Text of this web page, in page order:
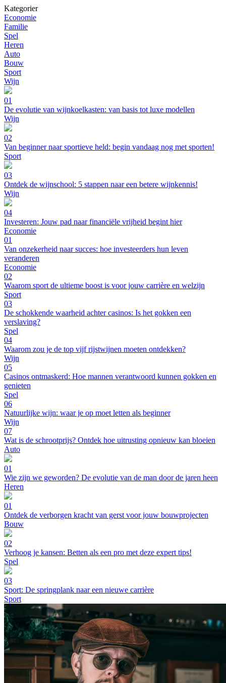
Kategorier
Economie
Familie
Spel
Heren
Auto
Bouw
Sport
Wijn
01
De evolutie van wijnkoelkasten: van basis tot luxe modellen
Wijn
02
Van beginner naar sportieve held: begin vandaag nog met sporten!
Sport
03
Ontdek de wijnschool: 5 stappen naar een betere wijnkennis!
Wijn
04
Investeren: Jouw pad naar financiële vrijheid begint hier
Economie
01
Van onzekerheid naar succes: hoe investeerders hun leven
veranderen
Economie
02
Waarom sport de ultieme boost is voor jouw carrière en welzijn
Sport
03
De schokkende waarheid achter casinos: Is het gokken een
verslaving?
Spel
04
Waarom zou je de top vijf rijstwijnen moeten ontdekken?
Wijn
05
Casinos ontmaskerd: Hoe mannen verantwoord kunnen gokken en
genieten
Spel
06
Natuurlijke wijn: waar je op moet letten als beginner
Wijn
07
Wat is de schrootprijs? Ontdek hoe uitrusting opnieuw kan bloeien
Auto
01
Wie zijn we geworden? De evolutie van de man door de jaren heen
Heren
01
Ontdek de verborgen kracht van gerst voor jouw bouwprojecten
Bouw
02
Verhoog je kansen: Betten als een pro met deze expert tips!
Spel
03
Sport: De springplank naar een nieuwe carrière
Sport